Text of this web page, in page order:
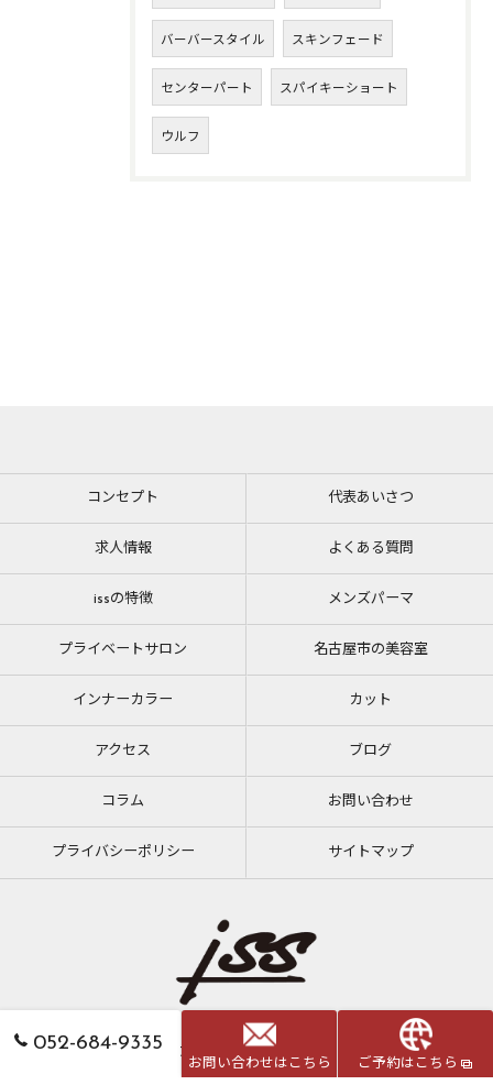
バーバースタイル スキンフェード
センターパート スパイキーショート
ウルフ
052-684-9335
お問い合わせはこちら ご予約はこちら
コンセプト 代表あいさつ
求人情報 よくある質問
issの特徴 メンズパーマ
プライベートサロン 名古屋市の美容室
インナーカラー カット
アクセス ブログ
コラム お問い合わせ
プライバシーポリシー サイトマップ
© 2026 愛知県大須の美容室ならiss ALL RIGHTS RESERVED.